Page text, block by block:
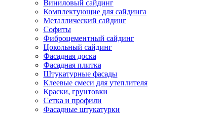
Виниловый сайдинг
Комплектующие для сайдинга
Металлический сайдинг
Софиты
Фиброцементный сайдинг
Цокольный сайдинг
Фасадная доска
Фасадная плитка
Штукатурные фасады
Клеевые смеси для утеплителя
Краски, грунтовки
Сетка и профили
Фасадные штукатурки